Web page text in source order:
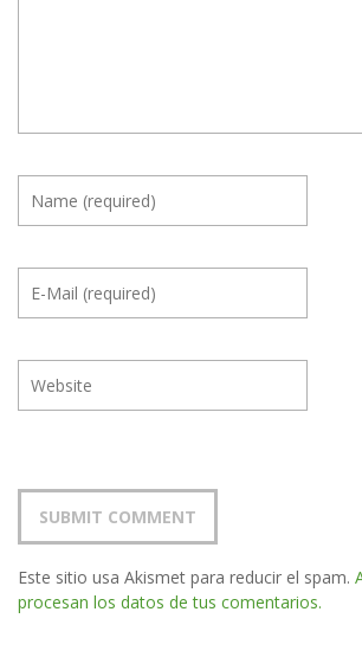
Este sitio usa Akismet para reducir el spam.
procesan los datos de tus comentarios.